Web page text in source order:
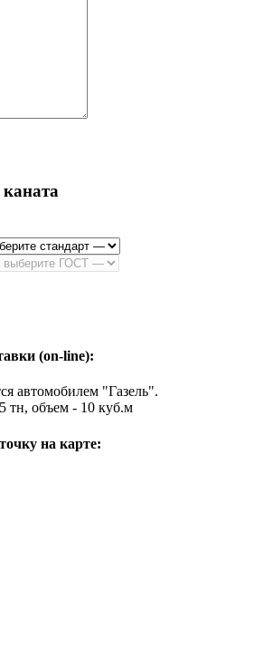
(on-line):
автомобилем "Газель".
тн, объем - 10 куб.м
на карте: